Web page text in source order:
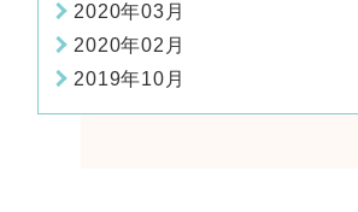
2020年03月
2020年02月
2019年10月